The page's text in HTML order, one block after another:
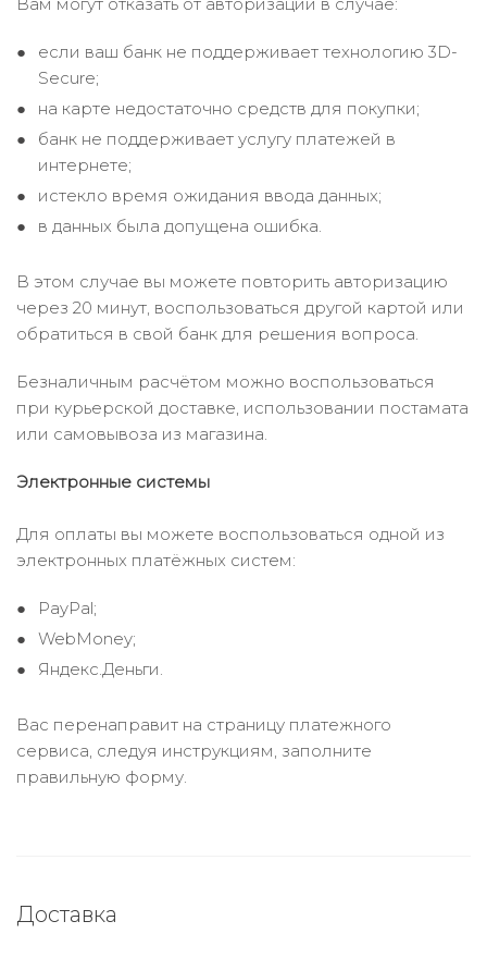
если ваш банк не поддерживает технологию 3D-
Secure;
на карте недостаточно средств для покупки;
банк не поддерживает услугу платежей в
интернете;
истекло время ожидания ввода данных;
в данных была допущена ошибка.
В этом случае вы можете повторить авторизацию
через 20 минут, воспользоваться другой картой или
обратиться в свой банк для решения вопроса.
Безналичным расчётом можно воспользоваться
при курьерской доставке, использовании постамата
или самовывоза из магазина.
Электронные системы
Для оплаты вы можете воспользоваться одной из
электронных платёжных систем:
PayPal;
WebMoney;
Яндекс.Деньги.
Вас перенаправит на страницу платежного
сервиса, следуя инструкциям, заполните
правильную форму.
Доставка